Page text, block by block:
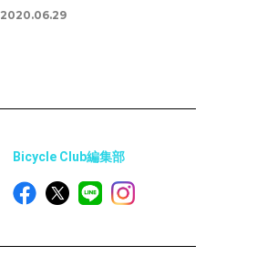
2020.06.29
Bicycle Club編集部